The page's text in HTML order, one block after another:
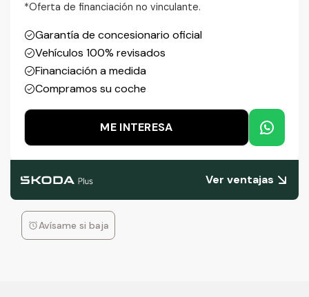
*Oferta de financiación no vinculante.
Garantía de concesionario oficial
Vehículos 100% revisados
Financiación a medida
Compramos su coche
ME INTERESA
Ver ventajas
Avísame si baja